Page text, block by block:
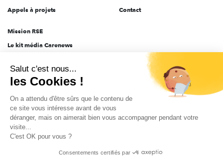
Appels à projets
Contact
Mission RSE
Le kit média Carenews
AEF info
Novethic
PRODURABLE
Inclusiv Day
Données personnelles Mentions légales 2025-2026 Tout droits réservés
Salut c'est nous...
les Cookies !
On a attendu d'être sûrs que le contenu de
ce site vous intéresse avant de vous
déranger, mais on aimerait bien vous accompagner pendant votre
visite...
C'est OK pour vous ?
Consentements certifiés par